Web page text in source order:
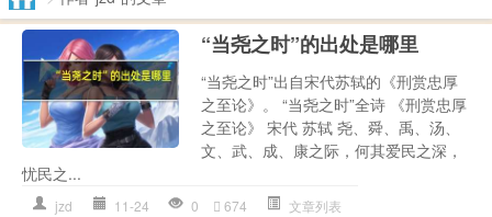
“当尧之时”的出处是哪里
“当尧之时”出自宋代苏轼的《刑赏忠厚
之至论》。 “当尧之时”全诗 《刑赏忠厚
之至论》 宋代 苏轼 尧、舜、禹、汤、
文、武、成、康之际，何其爱民之深，
忧民之...
jzd 11-24 0 674 文章列表